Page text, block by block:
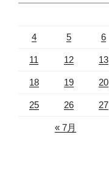
4 5 6
11 12 13
18 19 20
25 26 27
« 7月